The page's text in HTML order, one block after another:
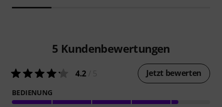
5 Kundenbewertungen
4.2 Jetzt bewerten
BEDIENUNG